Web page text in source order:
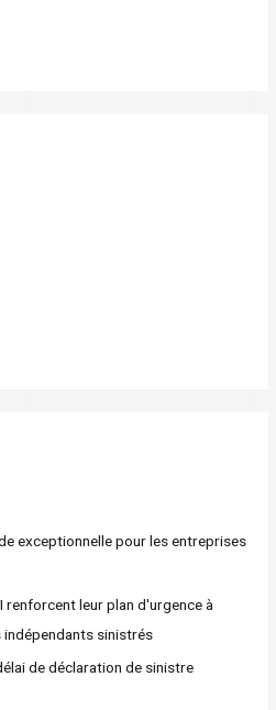
exceptionnelle pour les entreprises
renforcent leur plan d'urgence à
sinistrés
de déclaration de sinistre